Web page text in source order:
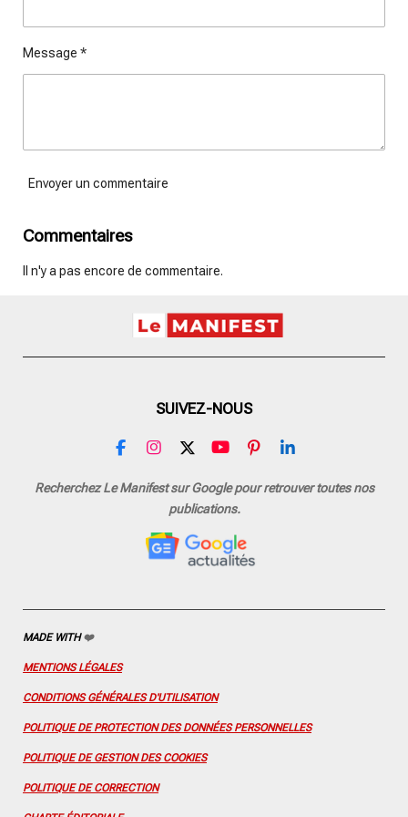
Message *
Envoyer un commentaire
Commentaires
Il n'y a pas encore de commentaire.
SUIVEZ-NOUS
F
c
I
s
r
a
X
Y
u
T
u
e
P
n
s
t
L
n
Recherchez Le Manifest sur Google pour retrouver toutes nos
publications.
MADE WITH❤️
MENTIONS LÉGALES
CONDITIONS GÉNÉRALES D'UTILISATION
POLITIQUE DE PROTECTION DES DONNÉES PERSONNELLES
POLITIQUE DE GESTION DES COOKIES
POLITIQUE DE CORRECTION